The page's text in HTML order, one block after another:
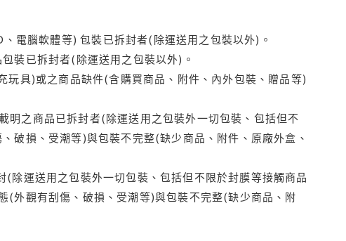
電腦軟體等) 包裝已拆封者(除運送用之包裝以外)。
裝已拆封者(除運送用之包裝以外)。
具)或之商品缺件(含購買商品、附件、內外包裝、贈品等)
之商品已拆封者(除運送用之包裝外一切包裝、包括但不
破損、受潮等)與包裝不完整(缺少商品、附件、原廠外盒、
除運送用之包裝外一切包裝、包括但不限於封膜等接觸商品
(外觀有刮傷、破損、受潮等)與包裝不完整(缺少商品、附